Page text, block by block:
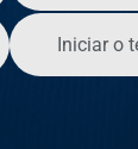
Iniciar o